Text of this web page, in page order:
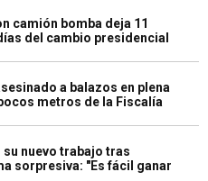
camión bomba deja 11
del cambio presidencial
a balazos en plena
metros de la Fiscalía
su nuevo trabajo tras
sorpresiva: "Es fácil ganar